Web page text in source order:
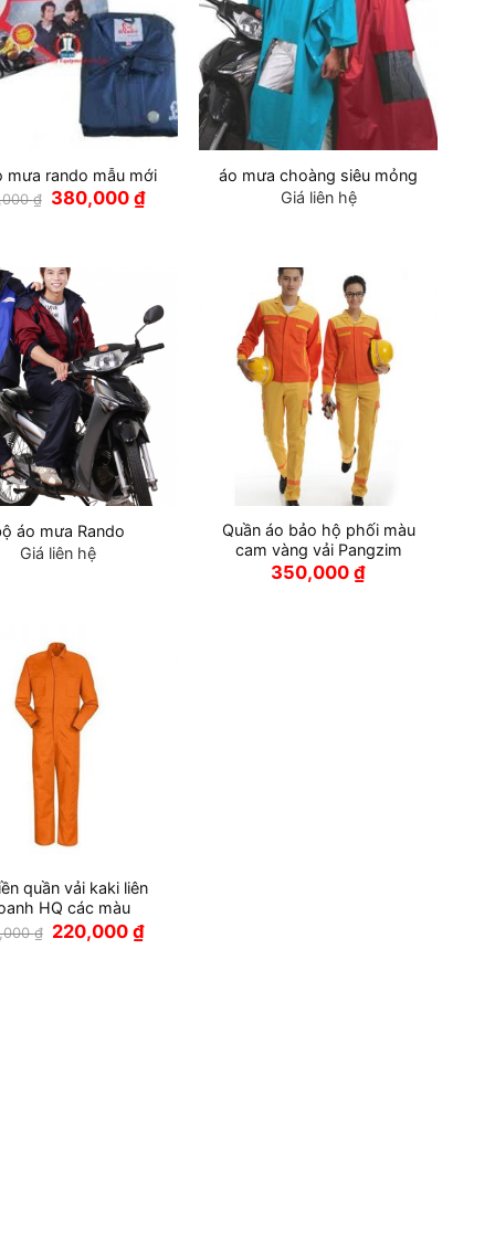
mưa rando mẫu mới
₫ Giá
gốc
380,000 ₫Giá
hiện
áo mưa choàng siêu mỏng
Giá liên hệ
áo mưa Rando
Giá liên hệ
Quần áo bảo hộ phối màu
cam vàng vải Pangzim
350,000₫
quần vải kaki liên
HQ các màu
₫ Giá
gốc
220,000 ₫Giá
hiện